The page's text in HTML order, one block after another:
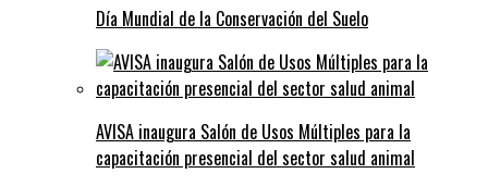
Día Mundial de la Conservación del Suelo
AVISA inaugura Salón de Usos Múltiples para la
capacitación presencial del sector salud animal